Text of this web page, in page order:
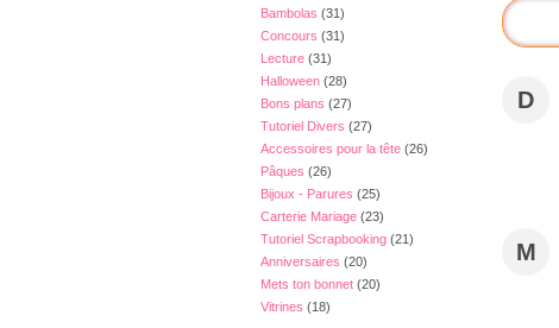
Bambolas (31)
Concours (31)
Lecture (31)
Halloween (28)
Bons plans (27)
Tutoriel Divers (27)
Accessoires pour la tête (26)
Pâques (26)
Bijoux - Parures (25)
Carterie Mariage (23)
Tutoriel Scrapbooking (21)
Anniversaires (20)
Mets ton bonnet (20)
Vitrines (18)
D
M